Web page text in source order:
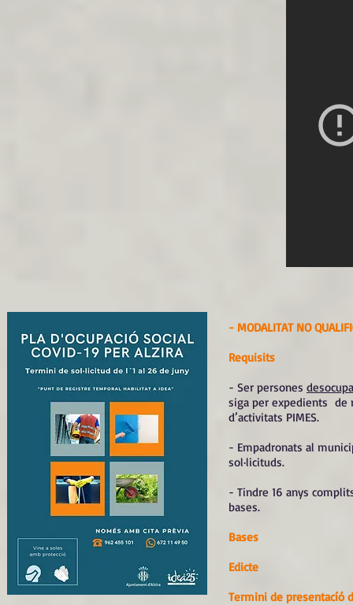
- MODALITAT NO
Requisits
- Ser persones
siga per expedients de
d’activitats PIMES.
- Empadronats al
sol·licituds.
- Tindre 16 anys
bases.
Bases
Edicte
Termini de presentacíó